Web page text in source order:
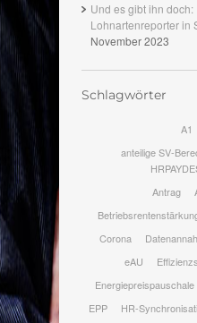
Und es gibt ihn
Lohnartenreporter in
November 2023
Schlagwörter
A1
anteilige SV-
Antrag
Corona
eAU
Energiepreispauschale
EPP
HR-